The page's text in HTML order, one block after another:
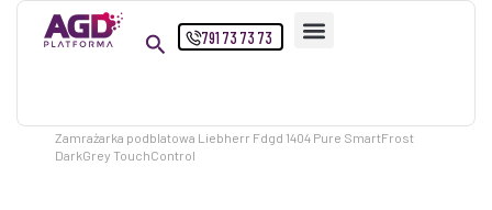
Przejdź
791 73 73 73
Zamrażarka podblatowa Liebherr Fdgd 1404 Pure SmartFrost
DarkGrey TouchControl